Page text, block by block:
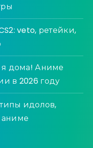
veto, ретейки,
я дома! Аниме
в 2026 году
идолов,
аниме